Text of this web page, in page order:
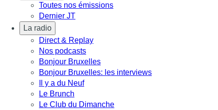
Toutes nos émissions
Dernier JT
La radio
Direct & Replay
Nos podcasts
Bonjour Bruxelles
Bonjour Bruxelles: les interviews
Il y a du Neuf
Le Brunch
Le Club du Dimanche